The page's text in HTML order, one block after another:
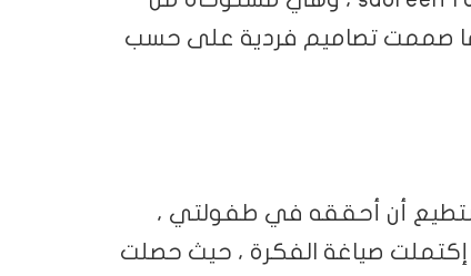
كما صممت تصاميم فردية على حسب
أن أحققه في طفولتي ،
إكتملت صياغة الفكرة ، حيث حصلت